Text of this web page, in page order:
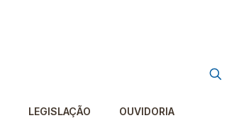
LEGISLAÇÃO OUVIDORIA